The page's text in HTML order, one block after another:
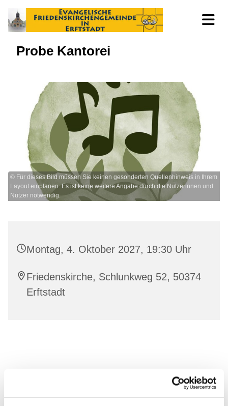
Probe Kantorei
© Für dieses Bild müssen Sie keinen gesonderten Quellenhinweis in Ihrem
Layout einplanen. Es ist keine weitere Angabe durch die Nutzerinnen und
Nutzer notwendig.
Montag, 4. Oktober 2027, 19:30 Uhr
Friedenskirche, Schlunkweg 52, 50374
Erftstadt